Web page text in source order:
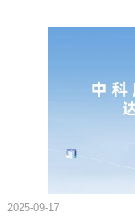
里程碑，更是一次向全球
+工业软件+系统集成+智
台整合MES、WMS等模
优势互补 构建产业协司发
企业，主营业务聚焦新能
控底盘等关键部件提供一
态优化，在技术研发端具
享有广泛赞誉。双方此次
科摩通的前沿技术可为熊
2025-09-17